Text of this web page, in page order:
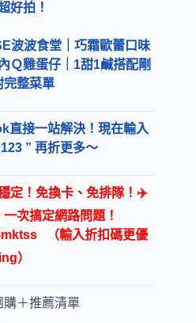
好拍！
波波食堂｜巧霜歐蕾口味
Ｑ雞蛋仔｜1甜1鹹搭配剛
完整菜單
直接一站解決！現在輸入
” 再折更多～
定！免換卡、免排隊！✈️
次搞定網路問題！
（輸入折扣碼更優
）
購＋推薦清單